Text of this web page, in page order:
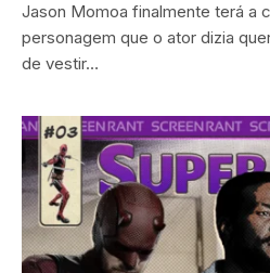
Jason Momoa finalmente terá a
personagem que o ator dizia
de vestir…